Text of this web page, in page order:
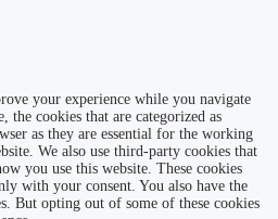
your experience while you navigate
the cookies that are categorized as
as they are essential for the working
We also use third-party cookies that
you use this website. These cookies
with your consent. You also have the
But opting out of some of these cookies